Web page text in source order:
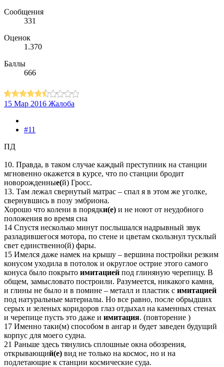
Сообщения
331
Оценок
1.370
Баллы
666
15 Мар 2016 Жалоба
#11
ПД
10. Правда, в таком случае каждый преступник на станции
мгновенно окажется в курсе, что по станции бродит
новорожденные(й) Гросс.
13. Там лежал свернутый матрас – спал я в этом же уголке,
свернувшись в позу эмбриона.
Хорошо что колени в порядки(е) и не ноют от неудобного
положения во время сна
14 Спустя несколько минут послышался надрывный звук
разладившегося мотора, по стене и цветам скользнул тусклый
свет единственно(й) фары.
15 Имелся даже намек на крышу – вершина постройки резким
конусом уходила в потолок и округлое острие этого самого
конуса было покрыто имитацией под глиняную черепицу. В
общем, замысловато построили. Разумеется, никакого камня,
и глины не было и в помине – металл и пластик с имитацией
под натуральные материалы. Но все равно, после обрыдших
серых и зеленых коридоров глаз отдыхал на каменных стенах
и черепице пусть это даже и имитация. (повторение )
17 Именно таки(м) способом в ангар и будет заведен будущий
корпус для моего судна.
21 Раньше здесь тянулись сплошные окна обозрения,
открывающий(е) вид не только на космос, но и на
подлетающие к станции космические суда.